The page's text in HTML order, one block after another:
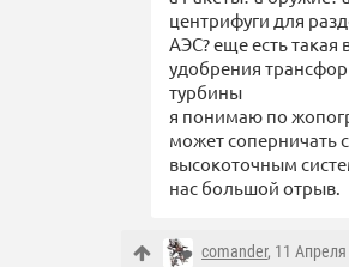
центрифуги для
АЭС? еще есть такая
удобрения
турбины
я понимаю по
может соперничать
высокоточным
нас большой отрыв.
comander, 11 Апреля